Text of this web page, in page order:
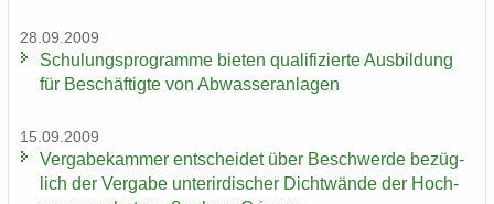
28.09.2009
Schu­lungs­pro­gram­me bie­ten qua­li­fi­zier­te Aus­bil­dung
für Be­schäf­tig­te von Ab­was­ser­an­la­gen
15.09.2009
Ver­ga­be­kam­mer ent­schei­det über Be­schwer­de be­züg­
lich der Ver­ga­be un­ter­ir­di­scher Dicht­wän­de der Hoch­